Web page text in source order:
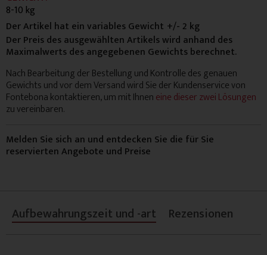
8-10 kg
Der Artikel hat ein variables Gewicht +/- 2 kg
Der Preis des ausgewählten Artikels wird anhand des
Maximalwerts des angegebenen Gewichts berechnet.
Nach Bearbeitung der Bestellung und Kontrolle des genauen
Gewichts und vor dem Versand wird Sie der Kundenservice von
Fontebona kontaktieren, um mit Ihneneine dieser zwei Lösungen
zu vereinbaren.
Melden Sie sich an und entdecken Sie die für Sie
reservierten Angebote und Preise
Aufbewahrungszeit und -art Rezensionen